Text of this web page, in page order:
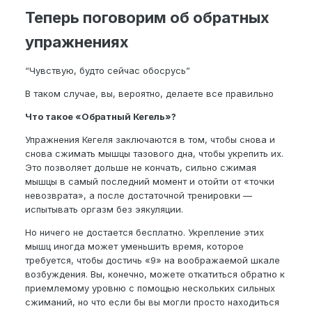
Теперь поговорим об обратных
упражнениях
“Чувствую, будто сейчас обосрусь”
В таком случае, вы, вероятно, делаете все правильно
Что такое «Обратный Кегель»?
Упражнения Кегеля заключаются в том, чтобы снова и
снова сжимать мышцы тазового дна, чтобы укрепить их.
Это позволяет дольше не кончать, сильно сжимая
мышцы в самый последний момент и отойти от «точки
невозврата», а после достаточной тренировки —
испытывать оргазм без эякуляции.
Но ничего не достается бесплатно. Укрепление этих
мышц иногда может уменьшить время, которое
требуется, чтобы достичь «9» на воображаемой шкале
возбуждения. Вы, конечно, можете откатиться обратно к
приемлемому уровню с помощью нескольких сильных
сжиманий, но что если бы вы могли просто находиться